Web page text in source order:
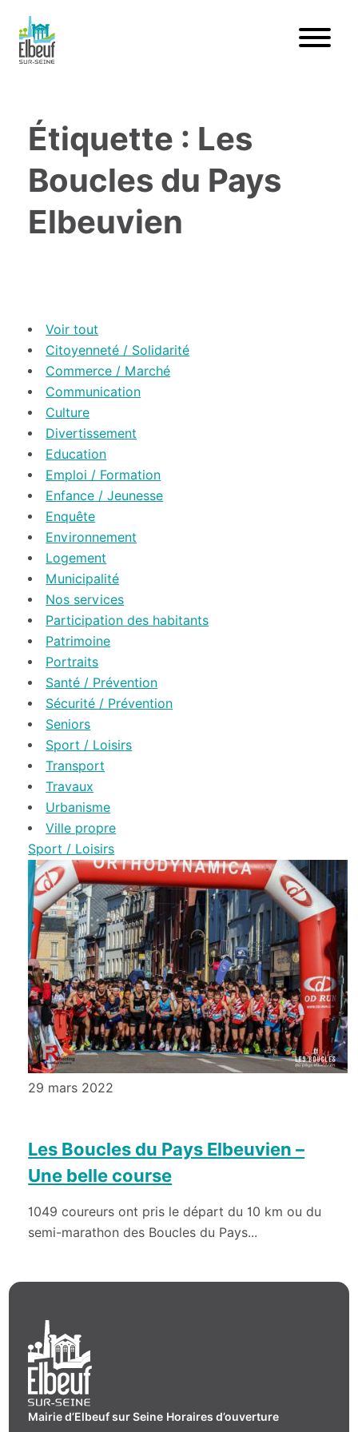
Étiquette : Les
Boucles du Pays
Elbeuvien
Voir tout
Citoyenneté / Solidarité
Commerce / Marché
Communication
Culture
Divertissement
Education
Emploi / Formation
Enfance / Jeunesse
Enquête
Environnement
Logement
Municipalité
Nos services
Participation des habitants
Patrimoine
Portraits
Santé / Prévention
Sécurité / Prévention
Seniors
Sport / Loisirs
Transport
Travaux
Urbanisme
Ville propre
Sport / Loisirs
29 mars 2022
Les Boucles du Pays Elbeuvien –
Une belle course
1049 coureurs ont pris le départ du 10 km ou du
semi-marathon des Boucles du Pays...
Mairie d’Elbeuf sur Seine Horaires d’ouverture